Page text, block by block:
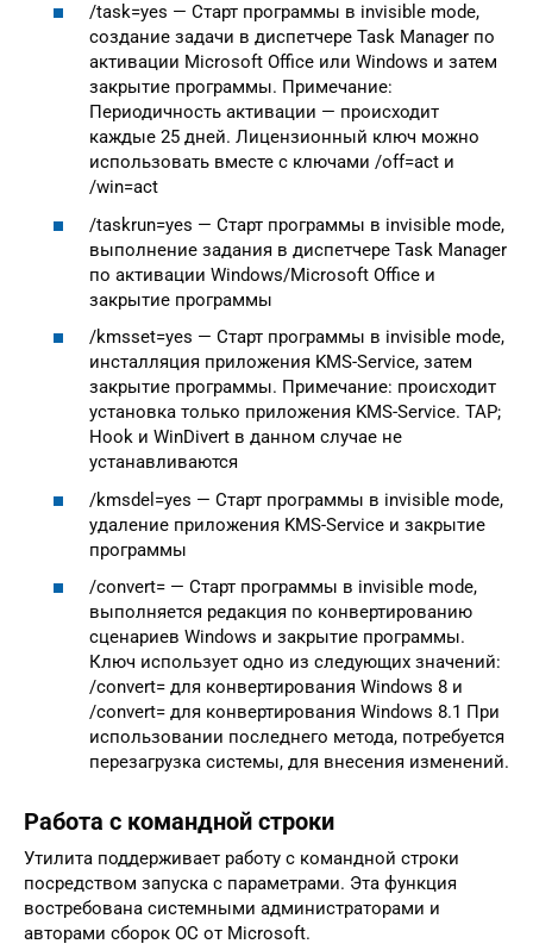
/task=yes — Старт программы в invisible mode,
создание задачи в диспетчере Task Manager по
активации Microsoft Office или Windows и затем
закрытие программы. Примечание:
Периодичность активации — происходит
каждые 25 дней. Лицензионный ключ можно
использовать вместе с ключами /off=act и
/win=act
/taskrun=yes — Старт программы в invisible mode,
выполнение задания в диспетчере Task Manager
по активации Windows/Microsoft Office и
закрытие программы
/kmsset=yes — Старт программы в invisible mode,
инсталляция приложения KMS-Service, затем
закрытие программы. Примечание: происходит
установка только приложения KMS-Service. TAP;
Hook и WinDivert в данном случае не
устанавливаются
/kmsdel=yes — Старт программы в invisible mode,
удаление приложения KMS-Service и закрытие
программы
/convert= — Старт программы в invisible mode,
выполняется редакция по конвертированию
сценариев Windows и закрытие программы.
Ключ использует одно из следующих значений:
/convert= для конвертирования Windows 8 и
/convert= для конвертирования Windows 8.1 При
использовании последнего метода, потребуется
перезагрузка системы, для внесения изменений.
Работа с командной строки
Утилита поддерживает работу с командной строки
посредством запуска с параметрами. Эта функция
востребована системными администраторами и
авторами сборок ОС от Microsoft.